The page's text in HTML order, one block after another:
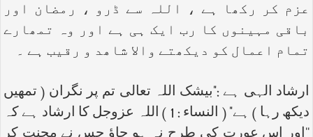
عزم کر رکھا ہے ، اللہ سے ڈرو ، رمضان اور
باقی مہینوں کا رب ایک ہی ہے اور وہ تمھارے
تمام اعمال کو دیکھتے والا شاھد و رقیب ہے ۔
ارشاد الہی ہے :"بیشک اللہ تعالی تم پر نگران ( تمھیں
دیکھ رہا ) ہے" ( النساء : 1 ) اللہ عزوجل کا ارشاد ہے کہ